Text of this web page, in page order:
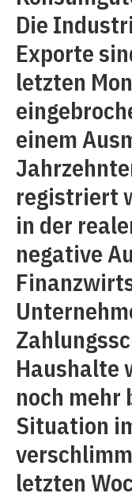
Die
Exporte
letzten
einem
registriert
in der
negative
Haushalte
noch mehr
Situation
letzten